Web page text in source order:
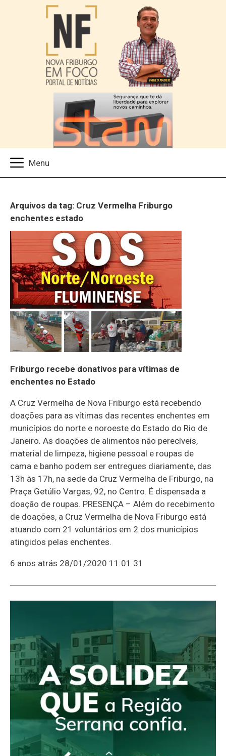
Arquivos da tag: Cruz Vermelha Friburgo
enchentes estado
Friburgo recebe donativos para vítimas de
enchentes no Estado
A Cruz Vermelha de Nova Friburgo está recebendo
doações para as vítimas das recentes enchentes em
municípios do norte e noroeste do Estado do Rio de
Janeiro. As doações de alimentos não perecíveis,
material de limpeza, higiene pessoal e roupas de
cama e banho podem ser entregues diariamente, das
13h às 17h, na sede da Cruz Vermelha de Friburgo, na
Praça Getúlio Vargas, 92, no Centro. É dispensada a
doação de roupas. PRESENÇA – Além do recebimento
de doações, a Cruz Vermelha de Nova Friburgo está
atuando com 21 voluntários em 2 dos municípios
atingidos pelas enchentes.
6 anos atrás 28/01/2020 11:01:31